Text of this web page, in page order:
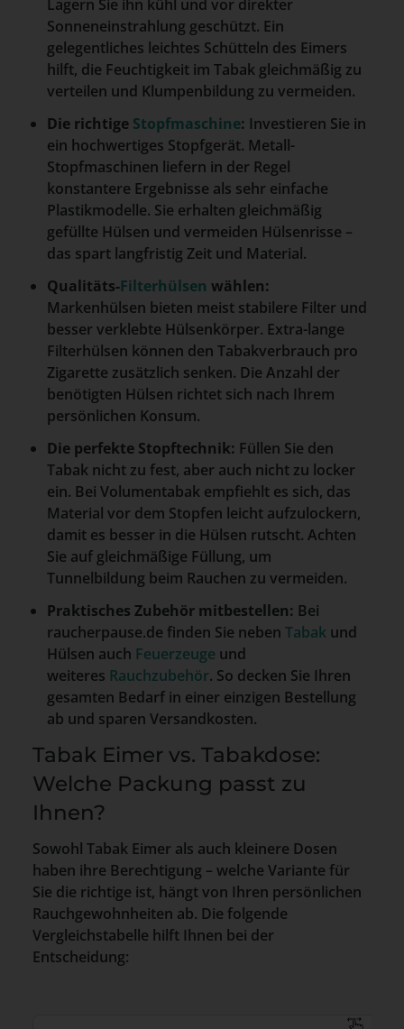
Lagern Sie ihn kühl und vor direkter
Sonneneinstrahlung geschützt. Ein
gelegentliches leichtes Schütteln des Eimers
hilft, die Feuchtigkeit im Tabak gleichmäßig zu
verteilen und Klumpenbildung zu vermeiden.
Die richtige Stopfmaschine: Investieren Sie in
ein hochwertiges Stopfgerät. Metall-
Stopfmaschinen liefern in der Regel
konstantere Ergebnisse als sehr einfache
Plastikmodelle. Sie erhalten gleichmäßig
gefüllte Hülsen und vermeiden Hülsenrisse –
das spart langfristig Zeit und Material.
Qualitäts-Filterhülsen wählen:
Markenhülsen bieten meist stabilere Filter und
besser verklebte Hülsenkörper. Extra-lange
Filterhülsen können den Tabakverbrauch pro
Zigarette zusätzlich senken. Die Anzahl der
benötigten Hülsen richtet sich nach Ihrem
persönlichen Konsum.
Die perfekte Stopftechnik: Füllen Sie den
Tabak nicht zu fest, aber auch nicht zu locker
ein. Bei Volumentabak empfiehlt es sich, das
Material vor dem Stopfen leicht aufzulockern,
damit es besser in die Hülsen rutscht. Achten
Sie auf gleichmäßige Füllung, um
Tunnelbildung beim Rauchen zu vermeiden.
Praktisches Zubehör mitbestellen: Bei
raucherpause.de finden Sie neben Tabak und
Hülsen auch Feuerzeuge und
weiteres Rauchzubehör. So decken Sie Ihren
gesamten Bedarf in einer einzigen Bestellung
ab und sparen Versandkosten.
Tabak Eimer vs. Tabakdose:
Welche Packung passt zu
Ihnen?
Sowohl Tabak Eimer als auch kleinere Dosen
haben ihre Berechtigung – welche Variante für
Sie die richtige ist, hängt von Ihren persönlichen
Rauchgewohnheiten ab. Die folgende
Vergleichstabelle hilft Ihnen bei der
Entscheidung: